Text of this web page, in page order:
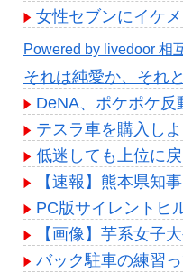
女性セブンにイケ
Powered by livedoor 相
それは純愛か、それ
DeNA、ポケポケ
テスラ車を購入し
低迷しても上位に
【速報】熊本県知
PC版サイレントヒ
【画像】芋系女子
バック駐車の練習